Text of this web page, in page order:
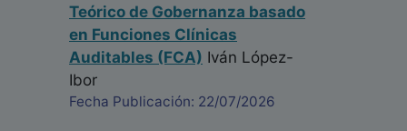
Teórico de Gobernanza basado
en Funciones Clínicas
Auditables (FCA) Iván López-
Ibor
Fecha Publicación: 22/07/2026